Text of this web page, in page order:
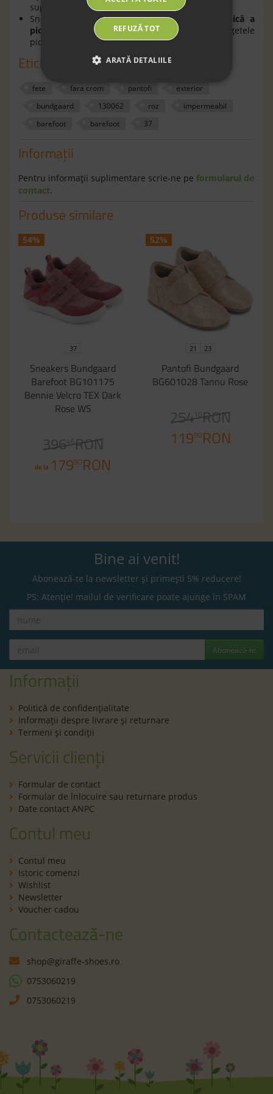
suport adecvat și materiale respirabile.
Sneakersii
BAREFOOT respectă forma anatomică a
picioarelor
, având un spaţiu generos pentru degetele
picioarelor.
Etichete
fete fara crom pantofi
exterior
bundgaard
130062 roz
impermeabil
barefoot
barefoot 37
Informaţii
Pentru informaţii suplimentare scrie-ne pe formularul de
contact.
Produse similare
54%
37
Sneakers Bundgaard
Barefoot BG101175
Bennie Velcro TEX Dark
Rose WS
396 46
RON
de la 17990RON
52%
21 23
Pantofi Bundgaard
BG601028 Tannu Rose
254 10
RON
11990RON
Bine ai venit!
Abonează-te la newsletter și primești 5% reducere!
PS: Atenție! mailul de verificare poate ajunge în SPAM
Abonează-te
Informații
Politică de confidenţialitate
Informaţii despre livrare și returnare
Termeni şi condiţii
Servicii clienți
Formular de contact
Formular de înlocuire sau returnare produs
Date contact ANPC
Contul meu
Contul meu
Istoric comenzi
Wishlist
Newsletter
Voucher cadou
Contactează-ne
shop@giraffe-shoes.ro
0753060219
0753060219
REFUZĂ TOT
ARATĂ DETALIILE